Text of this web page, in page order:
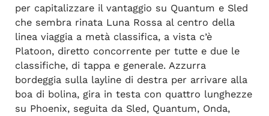
per capitalizzare il vantaggio su Quantum e Sled
che sembra rinata Luna Rossa al centro della
linea viaggia a metà classifica, a vista c’è
Platoon, diretto concorrente per tutte e due le
classifiche, di tappa e generale. Azzurra
bordeggia sulla layline di destra per arrivare alla
boa di bolina, gira in testa con quattro lunghezze
su Phoenix, seguita da Sled, Quantum, Onda,